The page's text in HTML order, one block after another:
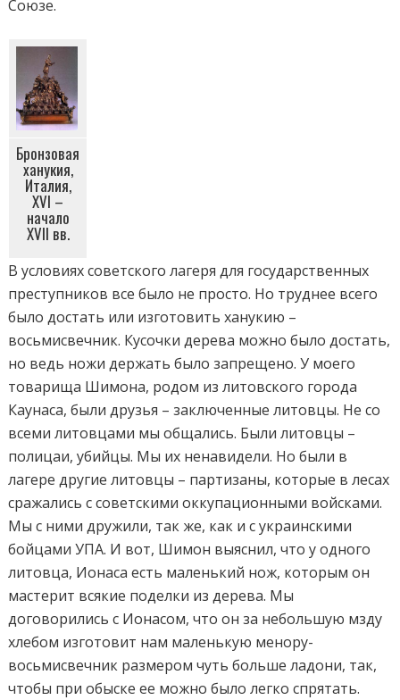
Союзе.
Бронзовая
ханукия,
Италия,
XVI –
начало
XVII вв.
В условиях советского лагеря для государственных
преступников все было не просто. Но труднее всего
было достать или изготовить ханукию –
восьмисвечник. Кусочки дерева можно было достать,
но ведь ножи держать было запрещено. У моего
товарища Шимона, родом из литовского города
Каунаса, были друзья – заключенные литовцы. Не со
всеми литовцами мы общались. Были литовцы –
полицаи, убийцы. Мы их ненавидели. Но были в
лагере другие литовцы – партизаны, которые в лесах
сражались с советскими оккупационными войсками.
Мы с ними дружили, так же, как и с украинскими
бойцами УПА. И вот, Шимон выяснил, что у одного
литовца, Ионаса есть маленький нож, которым он
мастерит всякие поделки из дерева. Мы
договорились с Ионасом, что он за небольшую мзду
хлебом изготовит нам маленькую менору-
восьмисвечник размером чуть больше ладони, так,
чтобы при обыске ее можно было легко спрятать.